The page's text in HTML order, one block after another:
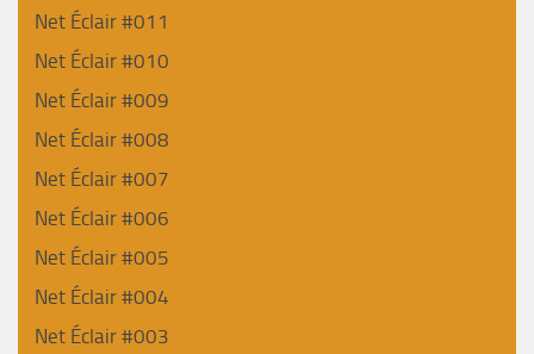
Net Éclair #011
Net Éclair #010
Net Éclair #009
Net Éclair #008
Net Éclair #007
Net Éclair #006
Net Éclair #005
Net Éclair #004
Net Éclair #003